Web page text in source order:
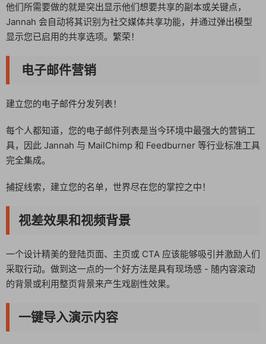
他们所需要做的就是突出显示他们想要共享的副本或关键点，
Jannah 会自动将其识别为社交媒体共享功能，并通过弹出模型
显示您已启用的共享选项。繁荣！
电子邮件营销
建立您的电子邮件分发列表！
每个人都知道，您的电子邮件列表是当今环境中最强大的营销工
具，因此 Jannah 与 MailChimp 和 Feedburner 等行业标准工具
完全集成。
捕捉线索，建立您的名单，世界尽在您的掌控之中！
视差效果和视频背景
一个设计精美的登陆页面、主页或 CTA 应该能够吸引并激励人们
采取行动。做到这一点的一个好方法是具有现场感 - 随内容滚动
的背景或利用整页背景来产生戏剧性效果。
一键导入演示内容